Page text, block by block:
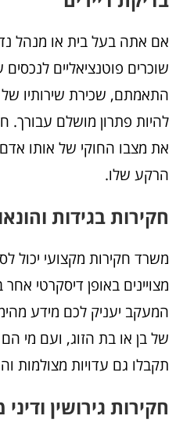
אם אתה בעל בית או מנהל
שוכרים פוטנציאליים
התאמתם, שכירת שירותיו של
להיות פתרון מושלם עבורך.
את מצבו החוקי של אותו
הרקע שלו.
חקירות בגידות
משרד חקירות מקצועי יכול
מצויינים באופן דיסקרטי
המעקב יעניק לכם מידע
של בן או בת הזוג, ועם מי
תקבלו גם עדויות מצולמות
חקירות גירושין